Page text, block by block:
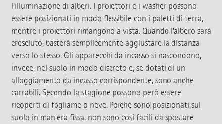
l’illuminazione di alberi. I proiettori e i washer possono
essere posizionati in modo flessibile con i paletti di terra,
mentre i proiettori rimangono a vista. Quando l’albero sarà
cresciuto, basterà semplicemente aggiustare la distanza
verso lo stesso. Gli apparecchi da incasso si nascondono,
invece, nel suolo in modo discreto e, se dotati di un
alloggiamento da incasso corrispondente, sono anche
carrabili. Secondo la stagione possono però essere
ricoperti di fogliame o neve. Poiché sono posizionati sul
suolo in maniera fissa, non sono così facili da spostare